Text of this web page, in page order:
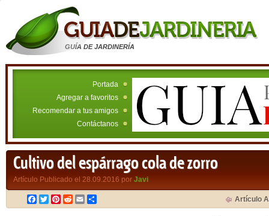
GUÍA DE JARDINERÍA
Portada
Agregar a favoritos
Recomendar a tus amigos
Contáctanos
Cultivo del espárrago cola de zorro
Artículo Publicado el 28.09.2016 por Javi
Facebook
TwitterPinterest
RedditEmail Artículo